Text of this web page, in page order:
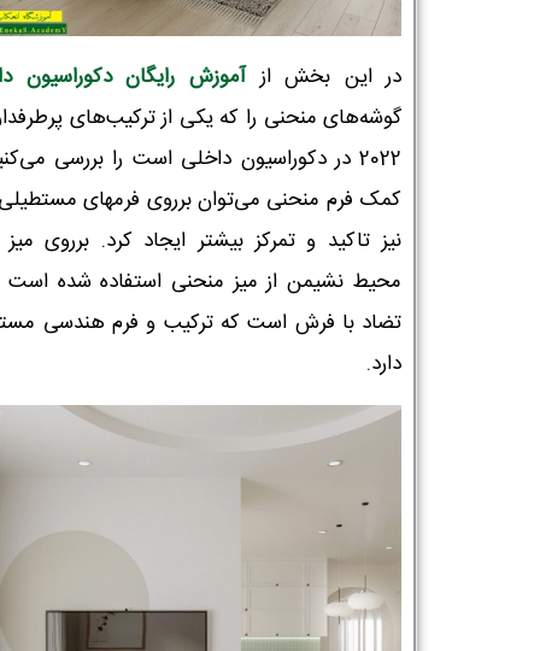
در این بخش ازآموزش رایگان دکوراسیون
گوشه‌های منحنی را که یکی از ترکیب‌های
2022 در دکوراسیون داخلی است را بررسی
کمک فرم منحنی می‌توان برروی فرمهای
نیز تاکید و تمرکز بیشتر ایجاد کرد. برروی
محیط نشیمن از میز منحنی استفاده شده است
تضاد با فرش است که ترکیب و فرم هندسی
دارد.